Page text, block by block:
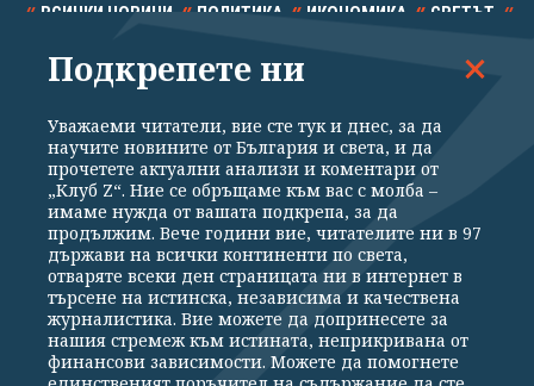
ВСИЧКИ НОВИНИ ПОЛИТИКА ИКОНОМИКА СВЕТЪТ
СПОРТ КУЛТУРА ТЕХНОЛОГИИ КАЛЕЙДОСКОП
Общи условия
Политика за поверителност
Реклама
Партньори Контакти
За Клуб Z
Екип
Подкрепете ни
Подкрепете ни
Уважаеми читатели, вие сте тук и днес, за да
научите новините от България и света, и да
прочетете актуални анализи и коментари от
„Клуб Z“. Ние се обръщаме към вас с молба –
имаме нужда от вашата подкрепа, за да
продължим. Вече години вие, читателите ни в 97
държави на всички континенти по света,
отваряте всеки ден страницата ни в интернет в
търсене на истинска, независима и качествена
журналистика. Вие можете да допринесете за
нашия стремеж към истината, неприкривана от
финансови зависимости. Можете да помогнете